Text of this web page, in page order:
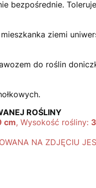
bezpośrednie.
ziemi
do roślin
ROŚLINY
cm, Wysokość rośliny:
NA ZDJĘCIU